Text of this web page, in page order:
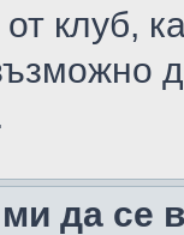
от клуб,
да се